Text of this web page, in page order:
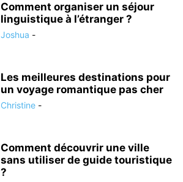
Comment organiser un séjour
linguistique à l’étranger ?
Joshua -
Les meilleures destinations pour
un voyage romantique pas cher
Christine -
Comment découvrir une ville
sans utiliser de guide touristique
?